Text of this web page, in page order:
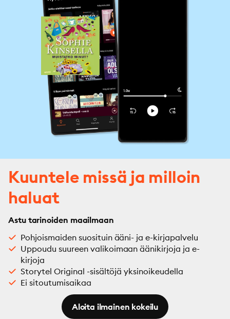
Kuuntele missä ja milloin
haluat
Astu tarinoiden maailmaan
Pohjoismaiden suosituin ääni- ja e-kirjapalvelu
Uppoudu suureen valikoimaan äänikirjoja ja e-
kirjoja
Storytel Original -sisältöjä yksinoikeudella
Ei sitoutumisaikaa
Aloita ilmainen kokeilu